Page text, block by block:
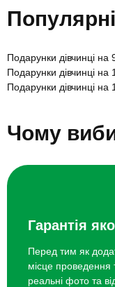
Скелелазіння на
Курс гри на
Курс вокалу
Курс гри на ударних
Подарунки дівчинці на
Подарунки дівчинці на
Подарунки дівчинці на
Подарунки дівчинці на
Подарунки дівчинці на
Подарунки дівчинці на 7
Чому
Гарантія
Перед тим як
місце проведення
реальні фото та